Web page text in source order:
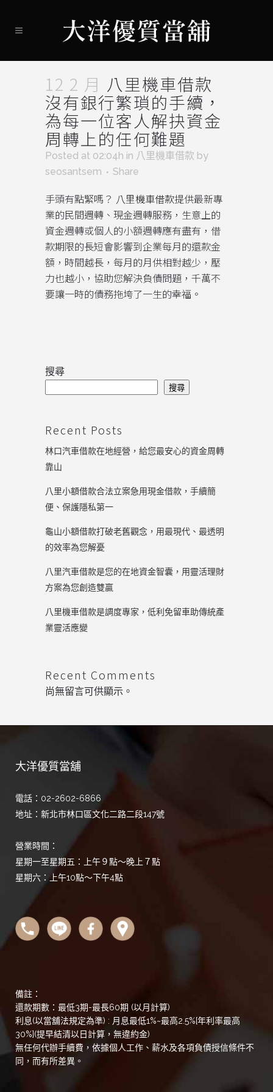
12 2 月 八里機車借款
沒有銀行繁瑣的手續，
為每一位客人解抉資金
周轉上的任何難題
Posted at 02:04h in 八里機車借款 by
seosantsem
Share
手頭有點緊嗎？ 八里機車借款提供最新專
業的民間週轉、現金週轉服務，生意上的
資金週轉或個人的小額週轉應有盡有，借
款期限的長短會影響到企業每月的還款金
額，時間越長，每月的月供相對越少，壓
力也越小，協助您解決負債問題，千萬不
要讓一時的債務拖垮了一生的幸福。
搜尋
搜尋
Recent Posts
林口汽車借款在地經營，給您最安心的資金周轉
靠山
八里小額借款合法立案急用現金借款，手續簡
便、保護隱私第一
龜山小額借款打破老舊觀念，用最現代、最透明
的效率為您解憂
八里汽車借款是您的在地資金智囊，用靈活理財
方案為您創造雙贏
八里機車借款是調度專家，低利免留車助傳統產
業靈活應變
Recent Comments
尚無留言可供顯示。
大洋優質當舖
電話：02-2602-6866
地址：新北市林口區文化二路二段147號
營業時間：
星期一至星期五：上午９點～晚上７點
星期六：上午10點～下午4點
備註：
還款期數：最低3期-最長60期 (以月計算)
利息(以當舖法規定為準) : 月息最低1%~最高2.5%[年利率最高
30%](提早結清以日計算，無違約金)
無任何代辦手續費，依據個人工作、薪水及各項負債授信條件不
同，而有所差異。